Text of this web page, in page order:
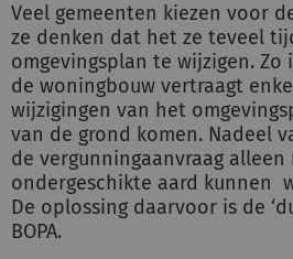
Veel gemeenten kiezen voor
ze denken dat het ze teveel
omgevingsplan te wijzigen.
de woningbouw vertraagt
wijzigingen van het
van de grond komen. Nadeel
de vergunningaanvraag alleen
ondergeschikte aard kunnen
De oplossing daarvoor is de
BOPA.